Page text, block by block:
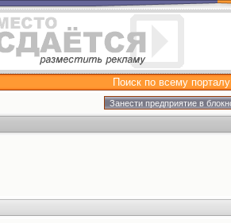
Поиск по всему порталу